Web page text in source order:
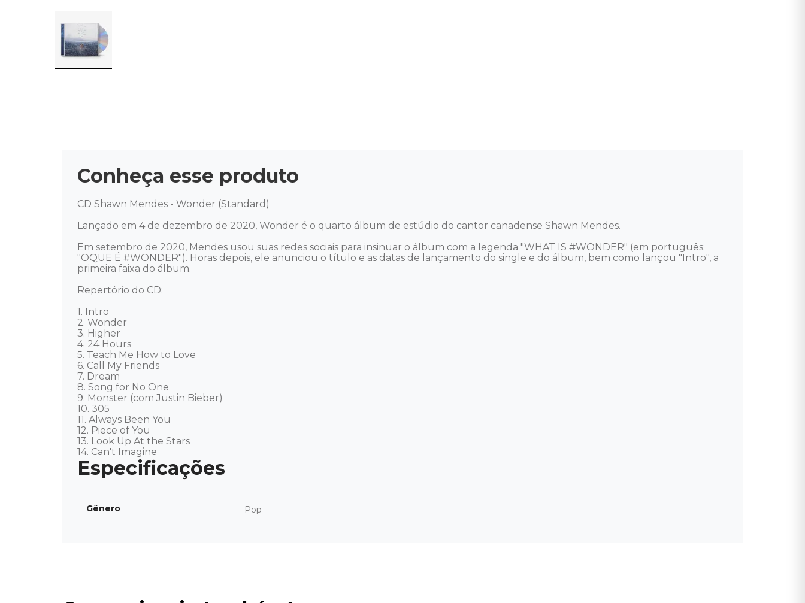
Conheça esse produto
CD Shawn Mendes - Wonder (Standard)
Lançado em 4 de dezembro de 2020, Wonder é o quarto álbum de estúdio do cantor canadense Shawn Mendes.
Em setembro de 2020, Mendes usou suas redes sociais para insinuar o álbum com a legenda "WHAT IS #WONDER" (em português:
"OQUE É #WONDER"). Horas depois, ele anunciou o título e as datas de lançamento do single e do álbum, bem como lançou "Intro", a
primeira faixa do álbum.
Repertório do CD:
1. Intro
2. Wonder
3. Higher
4. 24 Hours
5. Teach Me How to Love
6. Call My Friends
7. Dream
8. Song for No One
9. Monster (com Justin Bieber)
10. 305
11. Always Been You
12. Piece of You
13. Look Up At the Stars
14. Can't Imagine
Gênero Pop